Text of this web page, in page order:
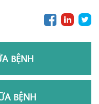
BỆNH
BỆNH